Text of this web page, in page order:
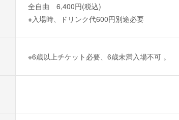
全自由 6,400円(税込)
※入場時、ドリンク代600円別途必要
※6歳以上チケット必要、6歳未満入場不可 。